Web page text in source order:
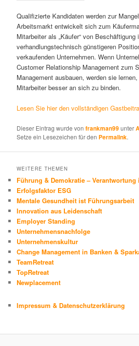
Qualifizierte Kandidaten werden zur
Arbeitsmarkt entwickelt sich zum
Mitarbeiter als „Käufer“ von Beschäftigung
verhandlungstechnisch günstigeren
verkaufenden Unternehmen. Wenn
Customer Relationship Management zum
Management ausbauen, werden sie
Mitarbeiter besser an sich zu binden.
Lesen Sie hier den vollständigen
Dieser Eintrag wurde vonfrankman99unter
Setze ein Lesezeichen für den Permalink.
WEITERE THEMEN
Führung & Demokratie – Verantwortung
Erfolgsfaktor ESG
Mentale Gesundheit ist Führungsarbeit
Innovation aus Leidenschaft
Employer Standing
Unternehmensnachfolge
Unternehmenskultur
Change Management in Banken &
TeamRetreat
TopRetreat
Newplacement
Impressum & Datenschutzerklärung